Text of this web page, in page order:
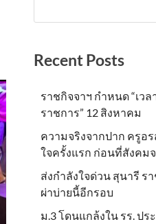
Recent Posts
ราชกิจจาฯ กำหนด “เว
ราชการ” 12 สิงหาคม
ความจริงจากปาก ครูอ
ใจครั้งแรก ก่อนที่สังคม
ส่งกำลังใจด่วน สุนารี ร
ผ่าบ่ายนี้อีกรอบ
ม.3 โดนแกล้งใน รร. ป